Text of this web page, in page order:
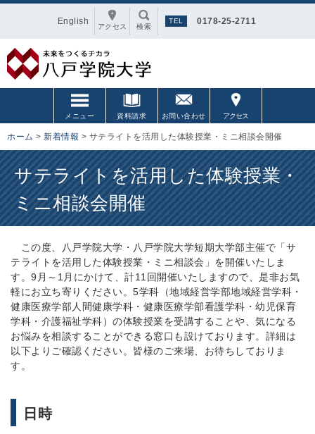
0178-25-2711
検索
English
アクセス
メニュー 資料請求 お問い合わせ アクセス
ホーム > 新着情報 > サテライトを活用した体験授業・ミニ相談会開催
サテライトを活用した体験授業・
ミニ相談会開催
この度、八戸学院大学・八戸学院大学短期大学部主催で「サ
テライトを活用した体験授業・ミニ相談会」を開催いたしま
す。9月～1月にかけて、計11回開催いたしますので、是非お気
軽にお立ち寄りください。5学科（地域経営学部地域経営学科・
健康医療学部人間健康学科・健康医療学部看護学科・幼児保育
学科・介護福祉学科）の体験授業を受講することや、気になる
お悩みを相談することができる窓口も設けております。詳細は
以下よりご確認ください。皆様のご来場、お待ちしておりま
す。
日時